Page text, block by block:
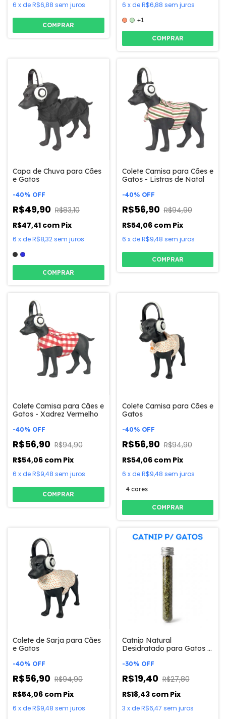
6 x deR$6,88 sem juros
COMPRAR
6 x deR$6,88 sem juros
+1
COMPRAR
Capa de Chuva para Cães
e Gatos
-40% OFF
R$49,90 R$83,10
R$47,41 com Pix
6 x deR$8,32sem juros
COMPRAR
Colete Camisa para Cães e
Gatos - Listras de Natal
-40% OFF
R$56,90 R$94,90
R$54,06 com Pix
6 x deR$9,48 sem juros
COMPRAR
Colete Camisa para Cães e
Gatos - Xadrez Vermelho
-40% OFF
R$56,90 R$94,90
R$54,06 com Pix
6 x deR$9,48 sem juros
COMPRAR
Colete Camisa para Cães e
Gatos
-40% OFF
R$56,90 R$94,90
R$54,06 com Pix
6 x deR$9,48 sem juros
4 cores
COMPRAR
Colete de Sarja para Cães
e Gatos
-40% OFF
R$56,90 R$94,90
R$54,06 com Pix
6 x deR$9,48 sem juros
Catnip Natural
Desidratado para Gatos -
o Estresse
-30% OFF
R$19,40 R$27,80
R$18,43 com Pix
3 x deR$6,47 sem juros